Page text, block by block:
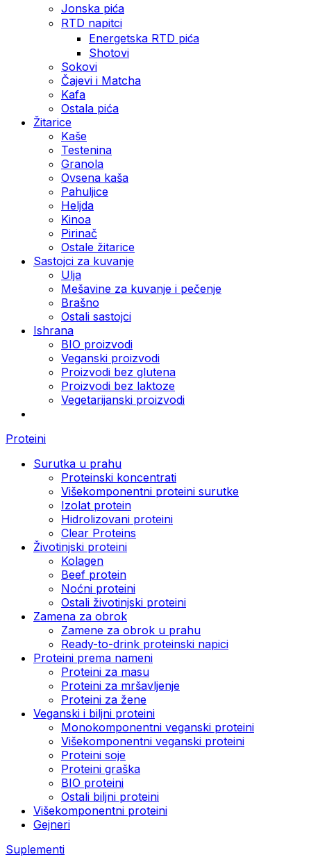
Jonska pića
RTD napitci
Energetska RTD pića
Shotovi
Sokovi
Čajevi i Matcha
Kafa
Ostala pića
Žitarice
Kaše
Testenina
Granola
Ovsena kaša
Pahuljice
Heljda
Kinoa
Pirinač
Ostale žitarice
Sastojci za kuvanje
Ulja
Mešavine za kuvanje i pečenje
Brašno
Ostali sastojci
Ishrana
BIO proizvodi
Veganski proizvodi
Proizvodi bez glutena
Proizvodi bez laktoze
Vegetarijanski proizvodi
Proteini
Surutka u prahu
Proteinski koncentrati
Višekomponentni proteini surutke
Izolat protein
Hidrolizovani proteini
Clear Proteins
Životinjski proteini
Kolagen
Beef protein
Noćni proteini
Ostali životinjski proteini
Zamena za obrok
Zamene za obrok u prahu
Ready-to-drink proteinski napici
Proteini prema nameni
Proteini za masu
Proteini za mršavljenje
Proteini za žene
Veganski i biljni proteini
Monokomponentni veganski proteini
Višekomponentni veganski proteini
Proteini soje
Proteini graška
BIO proteini
Ostali biljni proteini
Višekomponentni proteini
Gejneri
Suplementi